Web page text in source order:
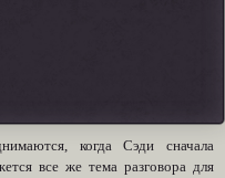
когда Сэди сначала
все же тема разговора для